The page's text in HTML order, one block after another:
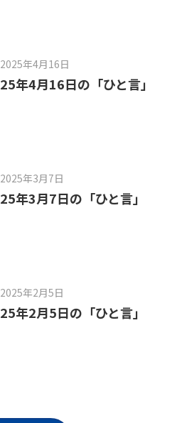
2025年4月16日
25年4月16日の「ひと言」
2025年3月7日
25年3月7日の「ひと言」
2025年2月5日
25年2月5日の「ひと言」